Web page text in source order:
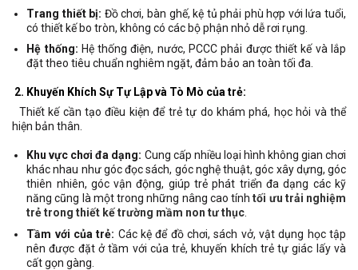
Trang thiết bị: Đồ chơi, bàn ghế, kệ tủ phải phù hợp với lứa tuổi,
có thiết kế bo tròn, không có các bộ phận nhỏ dễ rơi rụng.
Hệ thống: Hệ thống điện, nước, PCCC phải được thiết kế và lắp
đặt theo tiêu chuẩn nghiêm ngặt, đảm bảo an toàn tối đa.
2. Khuyến Khích Sự Tự Lập và Tò Mò của trẻ:
Thiết kế cần tạo điều kiện để trẻ tự do khám phá, học hỏi và thể
hiện bản thân.
Khu vực chơi đa dạng: Cung cấp nhiều loại hình không gian chơi
khác nhau như góc đọc sách, góc nghệ thuật, góc xây dựng, góc
thiên nhiên, góc vận động, giúp trẻ phát triển đa dạng các kỹ
năng cũng là một trong những nâng cao tínhtối ưu trải nghiệm
trẻ trong thiết kế trường mầm non tư thục.
Tầm với của trẻ: Các kệ để đồ chơi, sách vở, vật dụng học tập
nên được đặt ở tầm với của trẻ, khuyến khích trẻ tự giác lấy và
cất gọn gàng.